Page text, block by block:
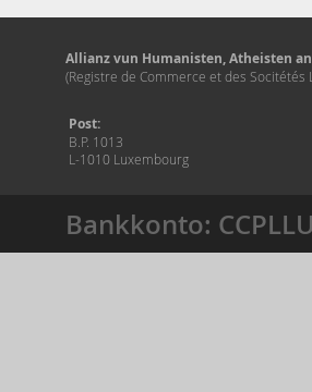
Allianz vun Humanisten, Atheisten
(Registre de Commerce et des Socitétés
Post:
B.P. 1013
L-1010 Luxembourg
Bankkonto: